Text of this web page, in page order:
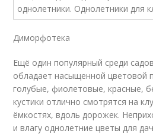
Диморфотека
Ещё один популярный среди
обладает насыщенной цветовой
голубые, фиолетовые, красные,
кустики отлично смотрятся на
ёмкостях, вдоль дорожек.
и влагу однолетние цветы для